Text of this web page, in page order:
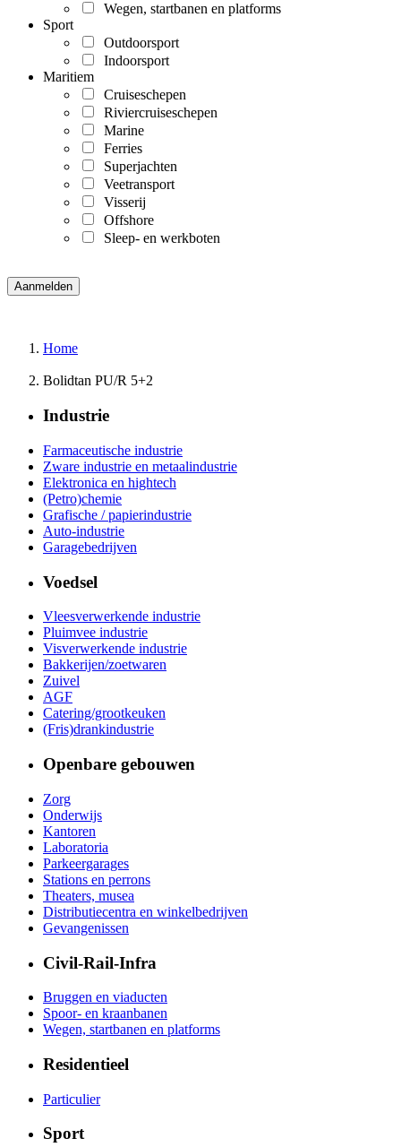
Wegen, startbanen en platforms
Sport
Outdoorsport
Indoorsport
Maritiem
Cruiseschepen
Riviercruiseschepen
Marine
Ferries
Superjachten
Veetransport
Visserij
Offshore
Sleep- en werkboten
Home
Bolidtan PU/R 5+2
Industrie
Farmaceutische industrie
Zware industrie en metaalindustrie
Elektronica en hightech
(Petro)chemie
Grafische / papierindustrie
Auto-industrie
Garagebedrijven
Voedsel
Vleesverwerkende industrie
Pluimvee industrie
Visverwerkende industrie
Bakkerijen/zoetwaren
Zuivel
AGF
Catering/grootkeuken
(Fris)drankindustrie
Openbare gebouwen
Zorg
Onderwijs
Kantoren
Laboratoria
Parkeergarages
Stations en perrons
Theaters, musea
Distributiecentra en winkelbedrijven
Gevangenissen
Civil-Rail-Infra
Bruggen en viaducten
Spoor- en kraanbanen
Wegen, startbanen en platforms
Residentieel
Particulier
Sport